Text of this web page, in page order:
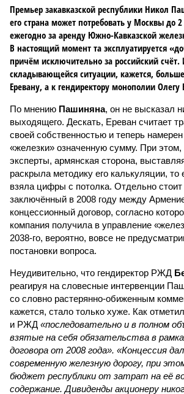
Премьер закавказской республики Никол
его страна может потребовать у Москвы до
ежегодно за аренду Южно-Кавказской
В настоящий момент та эксплуатируется
причём исключительно за российский счёт.
складывающейся ситуации, кажется,
Еревану, а к гендиректору монополии Олегу
По мнению Пашиняна, он не высказал
выходящего. Дескать, Ереван считает
своей собственностью и теперь
«железки» означенную сумму. При этом,
эксперты, армянская сторона,
раскрыла методику его калькуляции, то
взяла цифры с потолка. Отдельно стоит
заключённый в 2008 году между
концессионный договор, согласно
компания получила в управление
2038-го, вероятно, вовсе не
постановки вопроса.
Неудивительно, что гендиректор РЖД
реагируя на словесные интервенции
со словно растерянно-обиженным
кажется, стало только хуже. Как
и РЖД «последовательно и в полном
взятые на себя обязательства в
договора от 2008 года». «Концессия
современную железную дорогу, при
бюджет республики от затрат на её
содержание. Дивиденды акционеру